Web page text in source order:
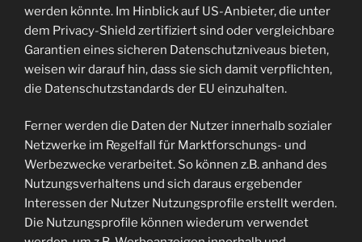
werden könnte. Im Hinblick auf US-Anbieter, die unter
dem Privacy-Shield zertifiziert sind oder vergleichbare
Garantien eines sicheren Datenschutzniveaus bieten,
weisen wir darauf hin, dass sie sich damit verpflichten,
die Datenschutzstandards der EU einzuhalten.
Ferner werden die Daten der Nutzer innerhalb sozialer
Netzwerke im Regelfall für Marktforschungs- und
Werbezwecke verarbeitet. So können z.B. anhand des
Nutzungsverhaltens und sich daraus ergebender
Interessen der Nutzer Nutzungsprofile erstellt werden.
Die Nutzungsprofile können wiederum verwendet